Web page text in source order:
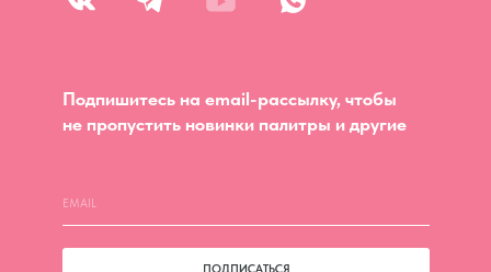
Подпишитесь на email-рассылку, чтобы
не пропустить новинки палитры и другие